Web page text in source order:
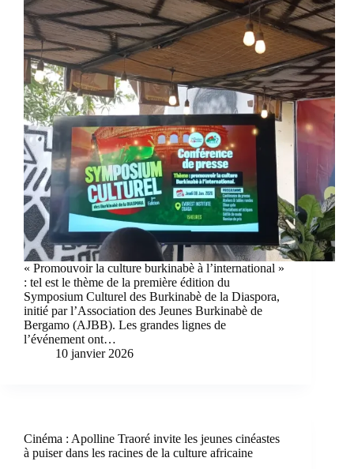
« Promouvoir la culture burkinabè à l’international »
: tel est le thème de la première édition du
Symposium Culturel des Burkinabè de la Diaspora,
initié par l’Association des Jeunes Burkinabè de
Bergamo (AJBB). Les grandes lignes de
l’événement ont…
10 janvier 2026
Cinéma : Apolline Traoré invite les jeunes cinéastes
à puiser dans les racines de la culture africaine